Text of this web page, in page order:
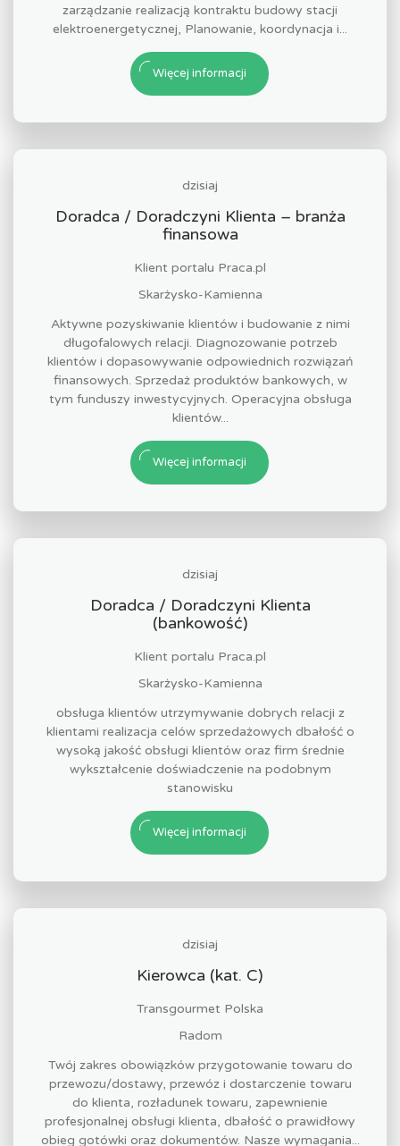
zarządzanie realizacją kontraktu budowy stacji
elektroenergetycznej, Planowanie, koordynacja i...
Więcej informacji
dzisiaj
Doradca / Doradczyni Klienta – branża
finansowa
Klient portalu Praca.pl
Skarżysko-Kamienna
Aktywne pozyskiwanie klientów i budowanie z nimi
długofalowych relacji. Diagnozowanie potrzeb
klientów i dopasowywanie odpowiednich rozwiązań
finansowych. Sprzedaż produktów bankowych, w
tym funduszy inwestycyjnych. Operacyjna obsługa
klientów...
Więcej informacji
dzisiaj
Doradca / Doradczyni Klienta
(bankowość)
Klient portalu Praca.pl
Skarżysko-Kamienna
obsługa klientów utrzymywanie dobrych relacji z
klientami realizacja celów sprzedażowych dbałość o
wysoką jakość obsługi klientów oraz firm średnie
wykształcenie doświadczenie na podobnym
stanowisku
Więcej informacji
dzisiaj
Kierowca (kat. C)
Transgourmet Polska
Radom
Twój zakres obowiązków przygotowanie towaru do
przewozu/dostawy, przewóz i dostarczenie towaru
do klienta, rozładunek towaru, zapewnienie
profesjonalnej obsługi klienta, dbałość o prawidłowy
obieg gotówki oraz dokumentów. Nasze wymagania...